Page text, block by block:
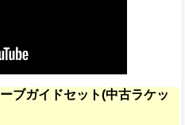
ブガイドセット(中古ラケッ